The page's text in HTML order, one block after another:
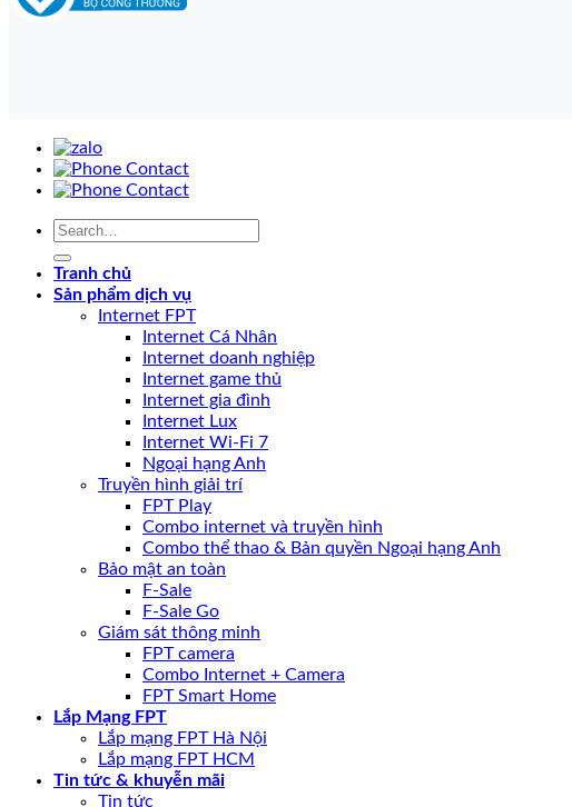
Tranh chủ
Sản phẩm dịch vụ
Internet FPT
Internet Cá Nhân
Internet doanh nghiệp
Internet game thủ
Internet gia đình
Internet Lux
Internet Wi-Fi 7
Ngoại hạng Anh
Truyền hình giải trí
FPT Play
Combo internet và truyền hình
Combo thể thao & Bản quyền Ngoại hạng Anh
Bảo mật an toàn
F-Sale
F-Sale Go
Giám sát thông minh
FPT camera
Combo Internet + Camera
FPT Smart Home
Lắp Mạng FPT
Lắp mạng FPT Hà Nội
Lắp mạng FPT HCM
Tin tức & khuyễn mãi
Tin tức